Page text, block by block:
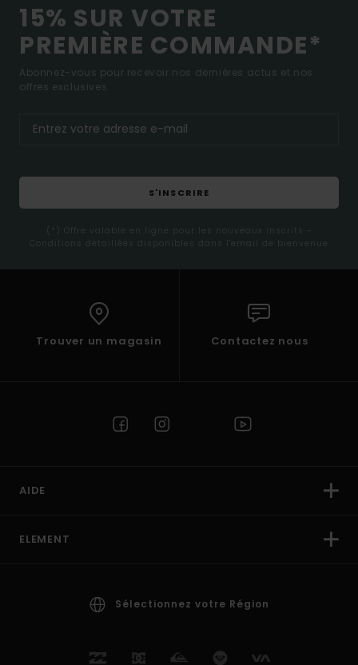
15% SUR VOTRE
PREMIÈRE COMMANDE*
Abonnez-vous pour recevoir nos dernières actus et nos
offres exclusives.
S'INSCRIRE
(*) Offre valable en ligne pour les nouveaux inscrits -
Conditions détaillées disponibles dans l'email de bienvenue
Trouver un magasin Contactez nous
AIDE
ELEMENT
Sélectionnez votre Région